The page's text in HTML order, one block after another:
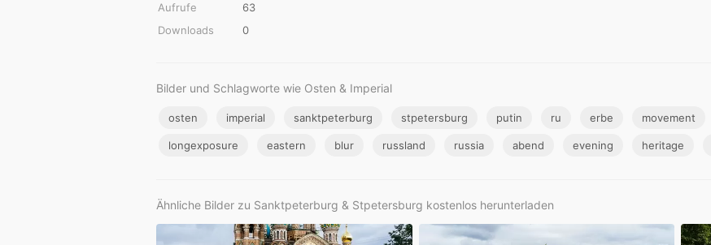
Aufrufe
63
Downloads
0
Bilder und Schlagworte wie Osten & Imperial
osten imperial sanktpeterburg stpetersburg putin ru erbe movement
longexposure eastern blur russland russia abend evening heritage
Ähnliche Bilder zu Sanktpeterburg & Stpetersburg kostenlos herunterladen